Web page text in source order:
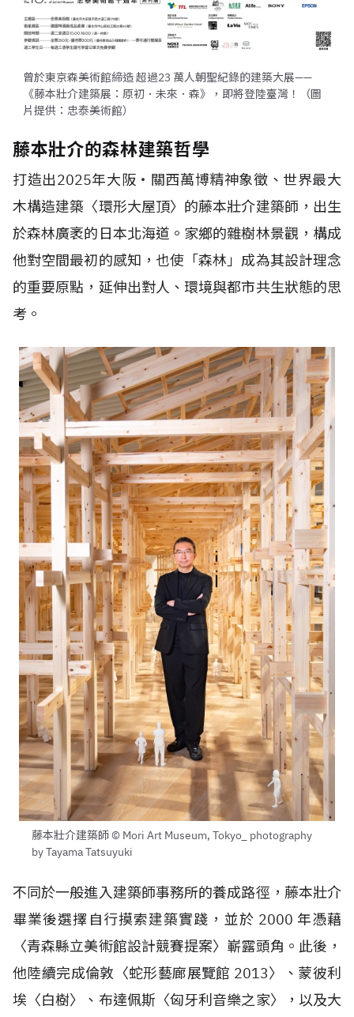
曾於東京森美術館締造 超過23 萬人朝聖紀錄的建築大展——
《藤本壯介建築展：原初．未來．森》，即將登陸臺灣！（圖
片提供：忠泰美術館）
藤本壯介的森林建築哲學
打造出2025年大阪・關西萬博精神象徵、世界最大
木構造建築〈環形大屋頂〉的藤本壯介建築師，出生
於森林廣袤的日本北海道。家鄉的雜樹林景觀，構成
他對空間最初的感知，也使「森林」成為其設計理念
的重要原點，延伸出對人、環境與都市共生狀態的思
考。
藤本壯介建築師 © Mori Art Museum, Tokyo_ photography
by Tayama Tatsuyuki
不同於一般進入建築師事務所的養成路徑，藤本壯介
畢業後選擇自行摸索建築實踐，並於 2000 年憑藉
〈青森縣立美術館設計競賽提案〉嶄露頭角。此後，
他陸續完成倫敦〈蛇形藝廊展覽館 2013〉、蒙彼利
埃〈白樹〉、布達佩斯〈匈牙利音樂之家〉，以及大